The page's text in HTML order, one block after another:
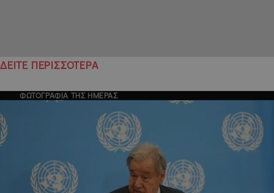
ΔΕΙΤΕ ΠΕΡΙΣΣΟΤΕΡΑ
ΦΩΤΟΓΡΑΦΙΑ ΤΗΣ ΗΜΕΡΑΣ